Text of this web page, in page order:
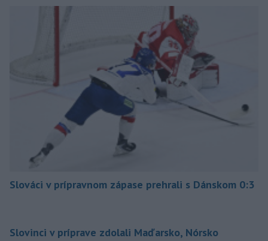
Slováci v prípravnom zápase prehrali s Dánskom 0:3
Slovinci v príprave zdolali Maďarsko, Nórsko